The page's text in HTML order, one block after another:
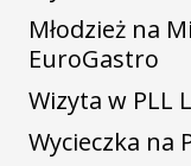
Młodzież na
EuroGastro
Wizyta w PLL
Wycieczka na